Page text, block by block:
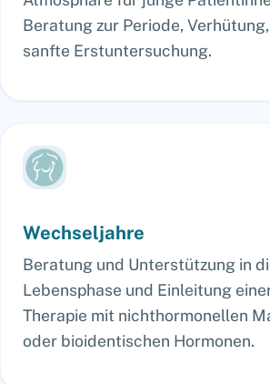
Beratung zur Periode,
sanfte Erstuntersuchung.
Wechseljahre
Beratung und Unterstützung in
Lebensphase und Einleitung
Therapie mit nichthormonellen
oder bioidentischen Hormonen.